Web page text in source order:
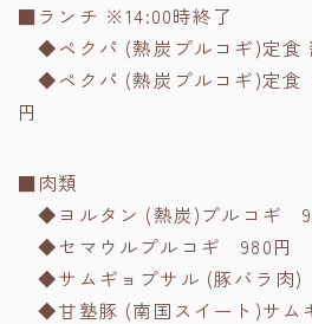
■ランチ ※14:00時終了
◆ペクパ (熱炭プルコギ)定食
◆ペクパ (熱炭プルコギ)定食
円
■肉類
◆ヨルタン (熱炭)プルコギ
◆セマウルプルコギ 980円
◆サムギョプサル (豚バラ肉)
◆甘塾豚 (南国スイート)サム